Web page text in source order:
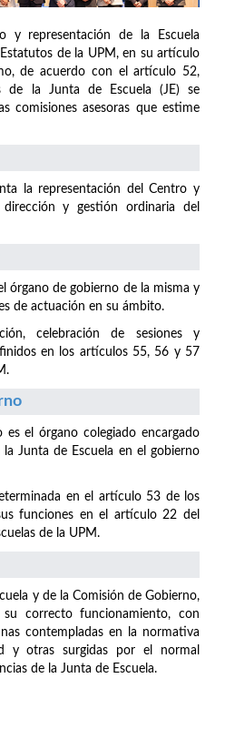
y representación de la Escuela
de la UPM, en su artículo
de acuerdo con el artículo 52,
de la Junta de Escuela (JE) se
comisiones asesoras que estime
la representación del Centro y
y gestión ordinaria del
órgano de gobierno de la misma y
de actuación en su ámbito.
celebración de sesiones y
en los artículos 55, 56 y 57
es el órgano colegiado encargado
Junta de Escuela en el gobierno
en el artículo 53 de los
funciones en el artículo 22 del
de la UPM.
y de la Comisión de Gobierno,
su correcto funcionamiento, con
contempladas en la normativa
y otras surgidas por el normal
de la Junta de Escuela.